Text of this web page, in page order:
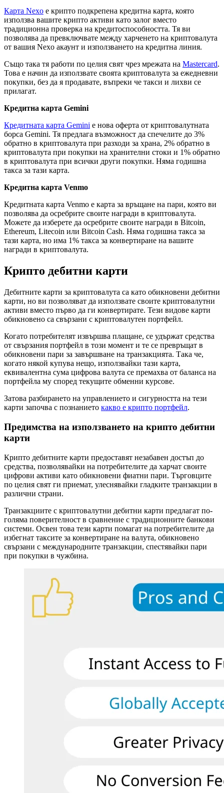
Карта Nexo е крипто подкрепена кредитна карта, която
използва вашите крипто активи като залог вместо
традиционна проверка на кредитоспособността. Тя ви
позволява да превключвате между харченето на криптовалута
от вашия Nexo акаунт и използването на кредитна линия.
Също така тя работи по целия свят чрез мрежата на Mastercard.
Това е начин да използвате своята криптовалута за ежедневни
покупки, без да я продавате, въпреки че такси и лихви се
прилагат.
Кредитна карта Gemini
Кредитната карта Gemini е нова оферта от криптовалутната
борса Gemini. Тя предлага възможност да спечелите до 3%
обратно в криптовалута при разходи за храна, 2% обратно в
криптовалута при покупки на хранителни стоки и 1% обратно
в криптовалута при всички други покупки. Няма годишна
такса за тази карта.
Кредитна карта Venmo
Кредитната карта Venmo е карта за връщане на пари, която ви
позволява да осребрите своите награди в криптовалута.
Можете да изберете да осребрите своите награди в Bitcoin,
Ethereum, Litecoin или Bitcoin Cash. Няма годишна такса за
тази карта, но има 1% такса за конвертиране на вашите
награди в криптовалута.
Крипто дебитни карти
Дебитните карти за криптовалута са като обикновени дебитни
карти, но ви позволяват да използвате своите криптовалутни
активи вместо първо да ги конвертирате. Тези видове карти
обикновено са свързани с криптовалутен портфейл.
Когато потребителят извършва плащане, се удържат средства
от свързания портфейл в този момент и те се превръщат в
обикновени пари за завършване на транзакцията. Така че,
когато някой купува нещо, използвайки тази карта,
еквивалентна сума цифрова валута се премахва от баланса на
портфейла му според текущите обменни курсове.
Затова разбирането на управлението и сигурността на тези
карти започва с познанието какво е крипто портфейл.
Предимства на използването на крипто дебитни
карти
Крипто дебитните карти предоставят незабавен достъп до
средства, позволявайки на потребителите да харчат своите
цифрови активи като обикновени фиатни пари. Търговците
по целия свят ги приемат, улеснявайки гладките транзакции в
различни страни.
Транзакциите с криптовалутни дебитни карти предлагат по-
голяма поверителност в сравнение с традиционните банкови
системи. Освен това тези карти помагат на потребителите да
избегнат таксите за конвертиране на валута, обикновено
свързани с международните транзакции, спестявайки пари
при покупки в чужбина.